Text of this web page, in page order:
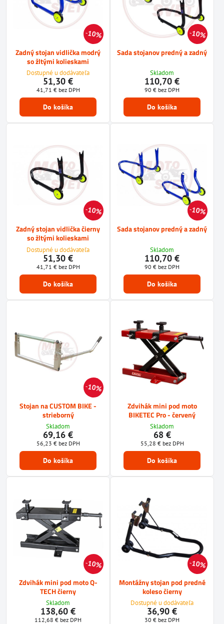
10%
Zadný stojan vidlička modrý
so žltými kolieskami
Dostupné u dodávateľa
51,30 €
41,71 € bez DPH
Do košíka
10%
Sada stojanov predný a zadný
Skladom
110,70 €
90 € bez DPH
Do košíka
10%
Zadný stojan vidlička čierny
so žltými kolieskami
Dostupné u dodávateľa
51,30 €
41,71 € bez DPH
Do košíka
10%
Sada stojanov predný a zadný
Skladom
110,70 €
90 € bez DPH
Do košíka
10%
Stojan na CUSTOM BIKE -
strieborný
Skladom
69,16 €
56,23 € bez DPH
Do košíka
Zdvihák mini pod moto
BIKETEC Pro - červený
Skladom
68 €
55,28 € bez DPH
Do košíka
10%
Zdvihák mini pod moto Q-
TECH čierny
Skladom
138,60 €
112,68 € bez DPH
10%
Montážny stojan pod predné
koleso čierny
Dostupné u dodávateľa
36,90 €
30 € bez DPH